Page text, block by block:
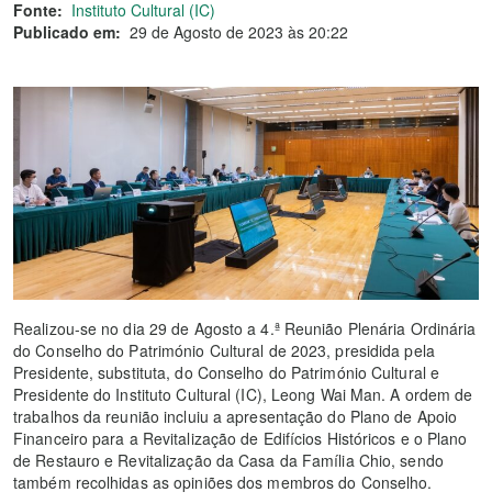
Fonte: Instituto Cultural (IC)
Publicado em: 29 de Agosto de 2023 às 20:22
Realizou-se no dia 29 de Agosto a 4.ª Reunião Plenária Ordinária
do Conselho do Património Cultural de 2023, presidida pela
Presidente, substituta, do Conselho do Património Cultural e
Presidente do Instituto Cultural (IC), Leong Wai Man. A ordem de
trabalhos da reunião incluiu a apresentação do Plano de Apoio
Financeiro para a Revitalização de Edifícios Históricos e o Plano
de Restauro e Revitalização da Casa da Família Chio, sendo
também recolhidas as opiniões dos membros do Conselho.